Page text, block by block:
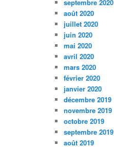
septembre 2020
août 2020
juillet 2020
juin 2020
mai 2020
avril 2020
mars 2020
février 2020
janvier 2020
décembre 2019
novembre 2019
octobre 2019
septembre 2019
août 2019